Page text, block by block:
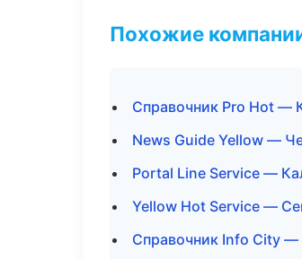
Похожие
Справочник Pro Hot —
News Guide Yellow —
Portal Line Service —
Yellow Hot Service —
Справочник Info City —